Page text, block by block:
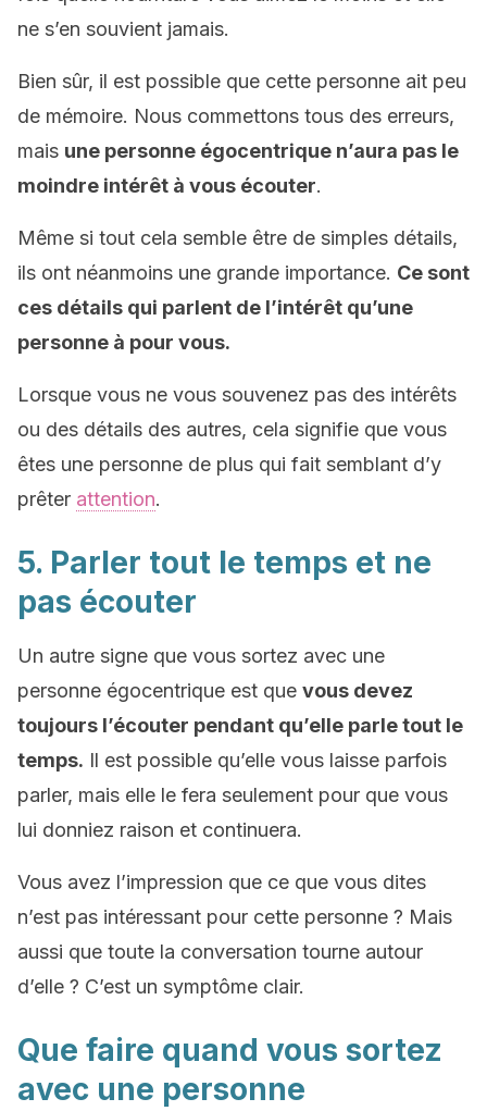
ne s’en souvient jamais.
Bien sûr, il est possible que cette personne ait peu
de mémoire. Nous commettons tous des erreurs,
mais une personne égocentrique n’aura pas le
moindre intérêt à vous écouter.
Même si tout cela semble être de simples détails,
ils ont néanmoins une grande importance. Ce sont
ces détails qui parlent de l’intérêt qu’une
personne à pour vous.
Lorsque vous ne vous souvenez pas des intérêts
ou des détails des autres, cela signifie que vous
êtes une personne de plus qui fait semblant d’y
prêter attention.
5. Parler tout le temps et ne
pas écouter
Un autre signe que vous sortez avec une
personne égocentrique est que vous devez
toujours l’écouter pendant qu’elle parle tout le
temps. Il est possible qu’elle vous laisse parfois
parler, mais elle le fera seulement pour que vous
lui donniez raison et continuera.
Vous avez l’impression que ce que vous dites
n’est pas intéressant pour cette personne ? Mais
aussi que toute la conversation tourne autour
d’elle ? C’est un symptôme clair.
Que faire quand vous sortez
avec une personne